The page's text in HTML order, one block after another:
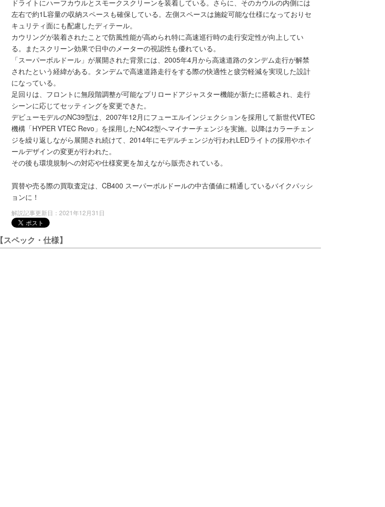
ドライトにハーフカウルとスモークスクリーンを装着している。さらに、そのカウルの内側には
左右で約1L容量の収納スペースも確保している。左側スペースは施錠可能な仕様になっておりセ
キュリティ面にも配慮したディテール。
カウリングが装着されたことで防風性能が高められ特に高速巡行時の走行安定性が向上してい
る。またスクリーン効果で日中のメーターの視認性も優れている。
「スーパーボルドール」が展開された背景には、2005年4月から高速道路のタンデム走行が解禁
されたという経緯がある。タンデムで高速道路走行をする際の快適性と疲労軽減を実現した設計
になっている。
足回りは、フロントに無段階調整が可能なプリロードアジャスター機能が新たに搭載され、走行
シーンに応じてセッティングを変更できた。
デビューモデルのNC39型は、2007年12月にフューエルインジェクションを採用して新世代VTEC
機構「HYPER VTEC Revo」を採用したNC42型へマイナーチェンジを実施。以降はカラーチェン
ジを繰り返しながら展開され続けて、2014年にモデルチェンジが行われLEDライトの採用やホイ
ールデザインの変更が行われた。
その後も環境規制への対応や仕様変更を加えながら販売されている。
買替や売る際の買取査定は、CB400 スーパーボルドールの中古価値に精通しているバイクパッシ
ョンに！
解説記事更新日：2021年12月31日
【スペック・仕様】